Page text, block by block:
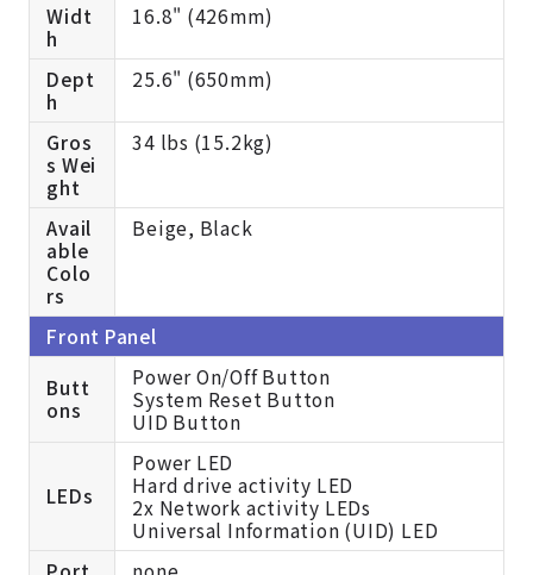
Widt
h
16.8" (426mm)
Dept
h
25.6" (650mm)
Gros
s Wei
ght
34 lbs (15.2kg)
Avail
able
Colo
rs
Beige, Black
Front Panel
Butt
ons
Power On/Off Button
System Reset Button
UID Button
LEDs
Power LED
Hard drive activity LED
2x Network activity LEDs
Universal Information (UID) LED